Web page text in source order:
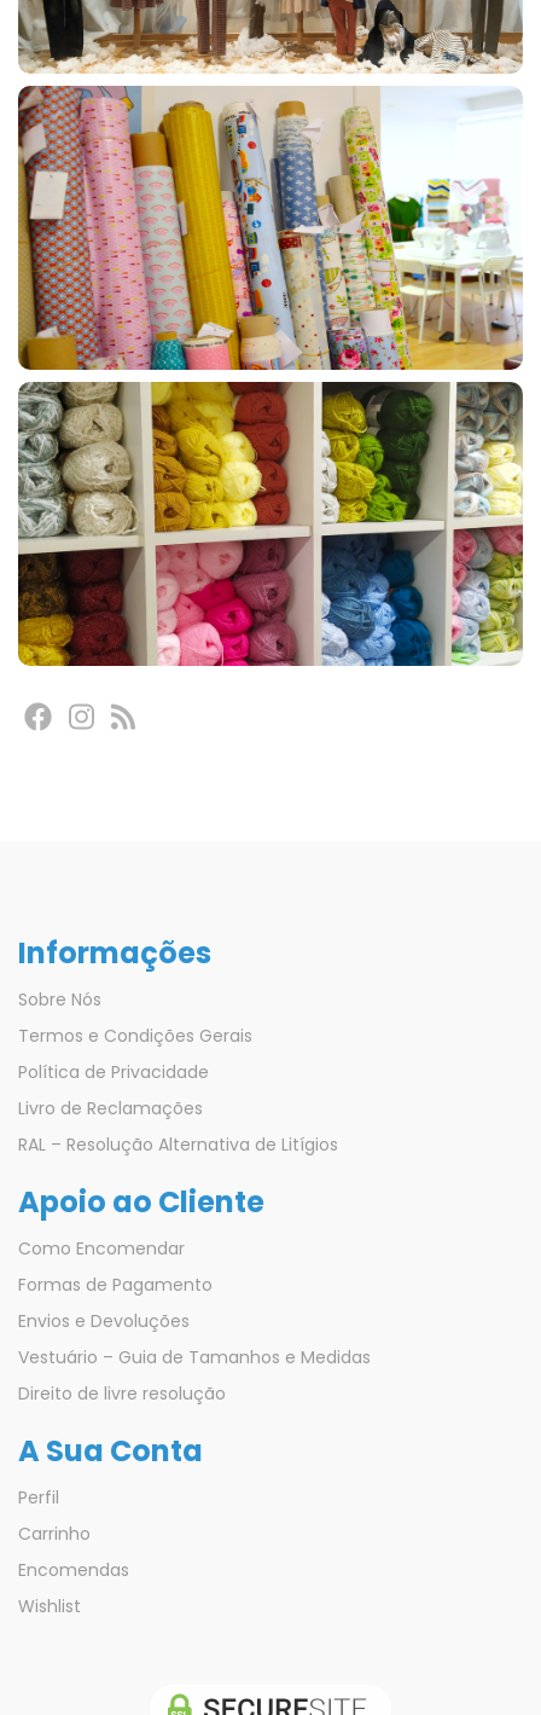
Informações
Sobre Nós
Termos e Condições Gerais
Política de Privacidade
Livro de Reclamações
RAL – Resolução Alternativa de Litígios
Apoio ao Cliente
Como Encomendar
Formas de Pagamento
Envios e Devoluções
Vestuário – Guia de Tamanhos e Medidas
Direito de livre resolução
A Sua Conta
Perfil
Carrinho
Encomendas
Wishlist